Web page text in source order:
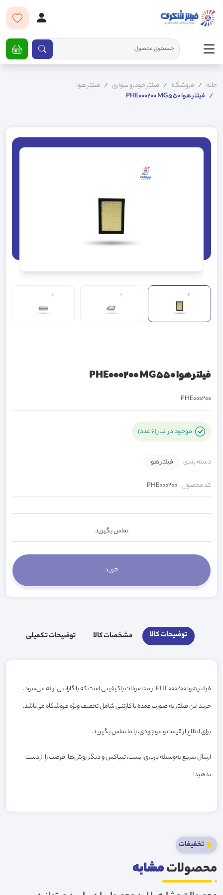
خانه فروشگاه فیلتر خودرو سواری
فیلتر هوا
فیلتر هوا PHE000200 MG550
فیلتر هوا PHE000200 MG550
PHE000200
موجود در انبار (6 عدد)
دسته بندی فیلتر هوا
کد محصول PHE000200
تماس بگیرید
توضیحات کالا مشخصات کالا توضیحات تکمیلی
فیلتر هوا PHE000200 از محصولات باکیفیتی است که با گارانتی ارائه می‌شود.
خرید این فیلتر به صورت عمده یا کارتنی شامل تخفیف ویژه فروشگاه می‌باشد.
برای اطلاع از قیمت و موجودی، با ما تماس بگیرید.
ارسال سریع به‌وسیله باربری، پست، تیپاکس و دیگر روش‌ها! فرصت را از دست
ندهید!
تخفیفات
محصولاتمشابه